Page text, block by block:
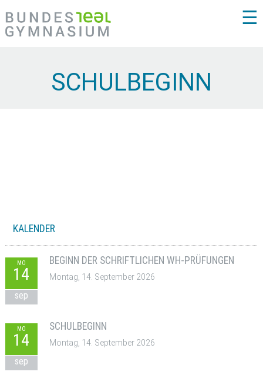
☰
SCHULBEGINN
KALENDER
MO
14
sep
BEGINN DER SCHRIFTLICHEN WH-PRÜFUNGEN
Montag, 14. September 2026
MO
14
sep
SCHULBEGINN
Montag, 14. September 2026